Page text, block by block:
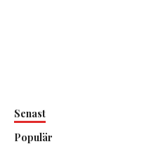
Senast
Populär